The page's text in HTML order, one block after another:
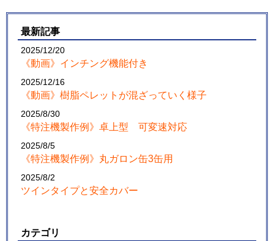
最新記事
2025/12/20
《動画》インチング機能付き
2025/12/16
《動画》樹脂ペレットが混ざっていく様子
2025/8/30
《特注機製作例》卓上型 可変速対応
2025/8/5
《特注機製作例》丸ガロン缶3缶用
2025/8/2
ツインタイプと安全カバー
カテゴリ